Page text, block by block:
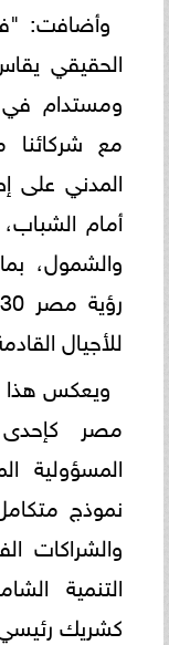
وأضافت:
الحقيقي
ومستدام في
مع
المدني على
أمام
والشمول،
للأجيال
ويعكس هذا
مصر كإحدى
المسؤولية
نموذج
والشراكات
التنمية
كشريك